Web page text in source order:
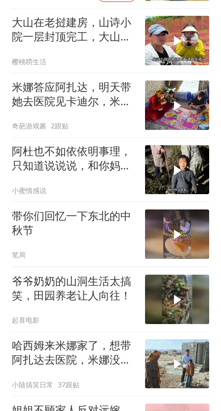
大山在老挝建房，山诗小
院一层封顶完工，大山和
樱桃唠生活
米娜答应阿扎达，明天带
她去医院见卡迪尔，米娜
奇葩游戏酱 2跟贴
阿杜也不如依依明事理，
只知道说说说，和你妈一
小蜜情感说
带你们回忆一下东北的中
秋节
笔局
爷爷奶奶的山洞生活太搞
笑，田园养老让人向往！
起喜电影
哈西姆来米娜家了，想带
阿扎达去医院，米娜没答
小陆搞笑日常 37跟贴